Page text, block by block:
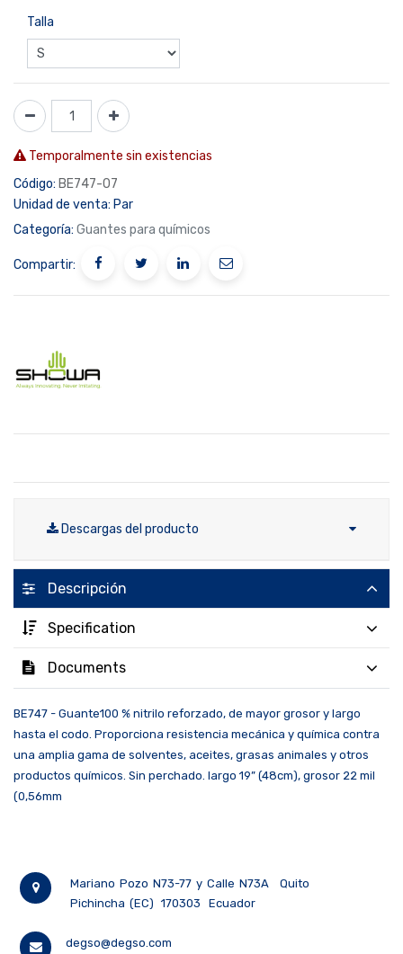
Talla
Temporalmente sin existencias
Código: BE747-07
Unidad de venta: Par
Categoría: Guantes para químicos
Compartir:
Descargas del producto
Descripción
Specification
Documents
BE747 - Guante100 % nitrilo reforzado, de mayor grosor y largo
hasta el codo. Proporciona resistencia mecánica y química contra
una amplia gama de solventes, aceites, grasas animales y otros
productos químicos. Sin perchado. largo 19” (48cm), grosor 22 mil
(0,56mm
Mariano Pozo N73-77 y Calle N73A
Quito
Pichincha (EC)
170303 Ecuador
degso@degso.com